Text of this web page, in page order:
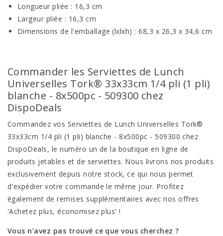
Longueur pliée : 16,3 cm
Largeur pliée : 16,3 cm
Dimensions de l'emballage (lxlxh) : 68,3 x 26,3 x 34,6 cm
Commander les Serviettes de Lunch
Universelles Tork® 33x33cm 1/4 pli (1 pli)
blanche - 8x500pc - 509300 chez
DispoDeals
Commandez vos Serviettes de Lunch Universelles Tork®
33x33cm 1/4 pli (1 pli) blanche - 8x500pc - 509300 chez
DispoDeals, le numéro un de la boutique en ligne de
produits jetables et de serviettes. Nous livrons nos produits
exclusivement depuis notre stock, ce qui nous permet
d'expédier votre commande le même jour. Profitez
également de remises supplémentaires avec nos offres
'Achetez plus, économisez plus' !
Vous n’avez pas trouvé ce que vous cherchez ?